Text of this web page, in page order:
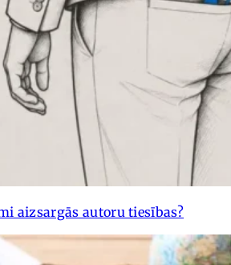
aizsargās autoru tiesības?